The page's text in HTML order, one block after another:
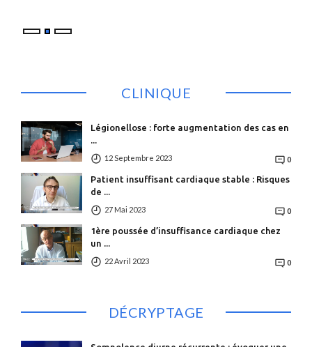
CLINIQUE
Légionellose : forte augmentation des cas en
12 Septembre 2023 0
Patient insuffisant cardiaque stable : Risques
de ...
27 Mai 2023 0
1ère poussée d’insuffisance cardiaque chez
22 Avril 2023 0
DÉCRYPTAGE